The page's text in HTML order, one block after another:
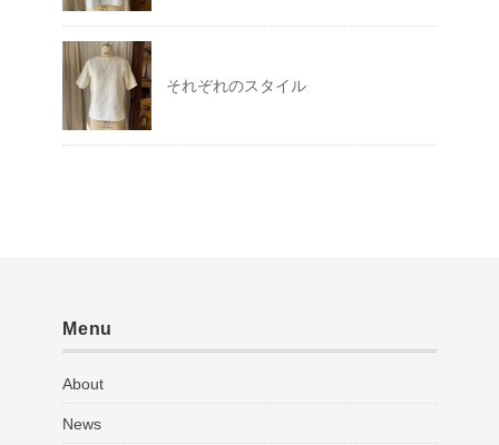
それぞれのスタイル
Menu
About
News